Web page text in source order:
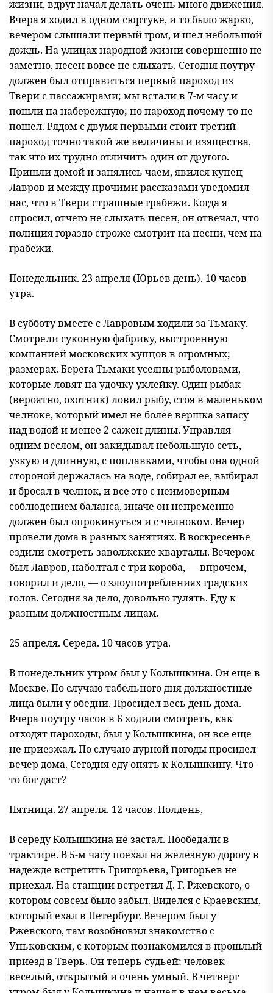
жизни, вдруг начал делать очень много движения.
Вчера я ходил в одном сюртуке, и то было жарко,
вечером слышали первый гром, и шел небольшой
дождь. На улицах народной жизни совершенно не
заметно, песен вовсе не слыхать. Сегодня поутру
должен был отправиться первый пароход из
Твери с пассажирами; мы встали в 7-м часу и
пошли на набережную; но пароход почему-то не
пошел. Рядом с двумя первыми стоит третий
пароход точно такой же величины и изящества,
так что их трудно отличить один от другого.
Пришли домой и занялись чаем, явился купец
Лавров и между прочими рассказами уведомил
нас, что в Твери страшные грабежи. Когда я
спросил, отчего не слыхать песен, он отвечал, что
полиция гораздо строже смотрит на песни, чем на
грабежи.
Понедельник. 23 апреля (Юрьев день). 10 часов
утра.
В субботу вместе с Лавровым ходили за Тьмаку.
Смотрели суконную фабрику, выстроенную
компанией московских купцов в огромных;
размерах. Берега Тьмаки усеяны рыболовами,
которые ловят на удочку уклейку. Один рыбак
(вероятно, охотник) ловил рыбу, стоя в маленьком
челноке, который имел не более вершка запасу
над водой и менее 2 сажен длины. Управляя
одним веслом, он закидывал небольшую сеть,
узкую и длинную, с поплавками, чтобы она одной
стороной держалась на воде, собирал ее, выбирал
и бросал в челнок, и все это с неимоверным
соблюдением баланса, иначе он непременно
должен был опрокинуться и с челноком. Вечер
провели дома в разных занятиях. В воскресенье
ездили смотреть заволжские кварталы. Вечером
был Лавров, наболтал с три короба, — впрочем,
говорил и дело, — о злоупотреблениях градских
голов. Сегодня за дело, довольно гулять. Еду к
разным должностным лицам.
25 апреля. Середа. 10 часов утра.
В понедельник утром был у Колышкина. Он еще в
Москве. По случаю табельного дня должностные
лица были у обедни. Просидел весь день дома.
Вчера поутру часов в 6 ходили смотреть, как
отходят пароходы, был у Колышкина, он все еще
не приезжал. По случаю дурной погоды просидел
вечер дома. Сегодня еду опять к Колышкину. Что-
то бог даст?
Пятница. 27 апреля. 12 часов. Полдень,
В середу Колышкина не застал. Пообедали в
трактире. В 5-м часу поехал на железную дорогу в
надежде встретить Григорьева, Григорьев не
приехал. На станции встретил Д. Г. Ржевского, о
котором совсем было забыл. Виделся с Краевским,
который ехал в Петербург. Вечером был у
Ржевского, там возобновил знакомство с
Уньковским, с которым познакомился в прошлый
приезд в Тверь. Он теперь судьей; человек
веселый, открытый и очень умный. В четверг